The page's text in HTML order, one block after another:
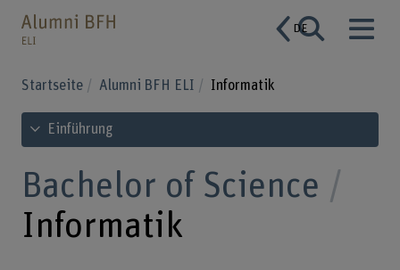
DE
Startseite Alumni BFH ELI Informatik
Inhaltsverzeichnis ansehen
Einführung
Bachelor of Science
Informatik